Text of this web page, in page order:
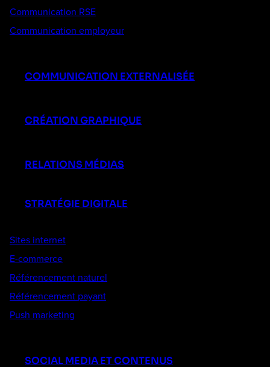
Communication RSE
Communication employeur
COMMUNICATION EXTERNALISÉE
CRÉATION GRAPHIQUE
RELATIONS MÉDIAS
STRATÉGIE DIGITALE
Sites internet
E-commerce
Référencement naturel
Référencement payant
Push marketing
SOCIAL MEDIA ET CONTENUS